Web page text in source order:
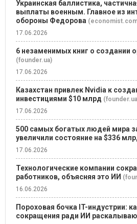
Украинская баллистика,
выплаты военным. Главное из
обороны Федорова
17.06.2026
6 незаменимых книг о создании
(founder.ua)
17.06.2026
Казахстан привлек Nvidia к
инвестициями $10 млрд
17.06.2026
500 самых богатых людей мира
увеличили состояние на $336
17.06.2026
Технологические компании
работников, объясняя это ИИ
16.06.2026
Пороховая бочка IT-индустрии:
сокращения ради ИИ